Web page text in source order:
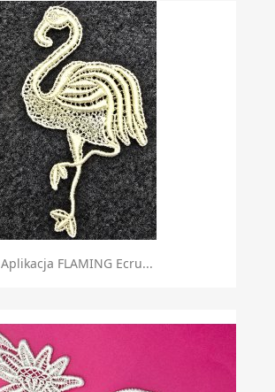
Aplikacja FLAMING Ecru...